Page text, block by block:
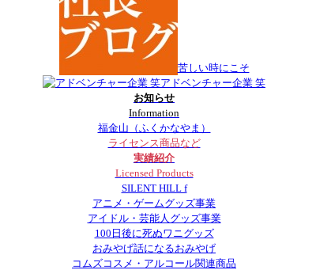
苦しい時にこそ
アドベンチャー企業 笑
お知らせ
Information
福金山（ふくかなやま）
ライセンス商品など
実績紹介
Licensed Products
SILENT HILL f
アニメ・ゲームグッズ事業
アイドル・芸能人グッズ事業
100日後に死ぬワニグッズ
おみやげ話になるおみやげ
コムズコスメ・アルコール関連商品